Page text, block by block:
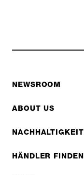
NEWSROOM
ABOUT US
NACHHALTIGKEIT
HÄNDLER FINDEN